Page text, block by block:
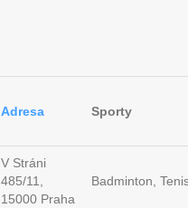
Adresa Sporty
V Stráni
485/11,
15000 Praha
Badminton,